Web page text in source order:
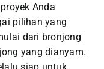
Anda
pilihan yang
dari bronjong
yang dianyam.